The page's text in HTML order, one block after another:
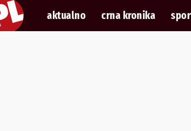
aktualno crna kronika